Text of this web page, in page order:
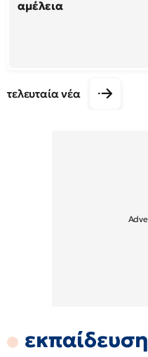
αμέλεια
τελευταία νέα
εκπαίδευση